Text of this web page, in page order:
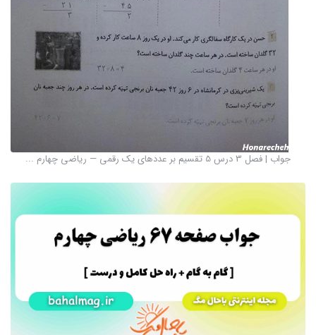
جواب | فصل 3 درس 5 تقسیم بر عددهای یک رقمی — ریاضی چهارم ...